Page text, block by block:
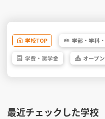
学校TOP 学部・ 学科・
学費・ 奨学金 オープン
最近チェックした学校